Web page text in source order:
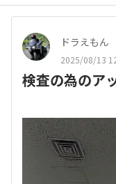
ドラえもん
2025/08/13
検査の為のア